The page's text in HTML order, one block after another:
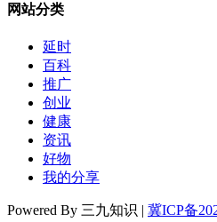
网站分类
延时
百科
推广
创业
健康
资讯
好物
我的分享
Powered By 三九知识 | 冀ICP备